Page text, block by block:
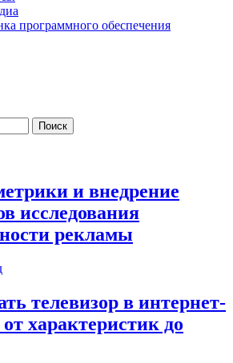
программного обеспечения
и внедрение
исследования
рекламы
телевизор в интернет-
характеристик до